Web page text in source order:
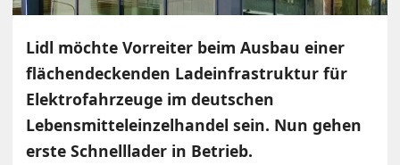
Lidl möchte Vorreiter beim Ausbau einer
flächendeckenden Ladeinfrastruktur für
Elektrofahrzeuge im deutschen
Lebensmitteleinzelhandel sein. Nun gehen
erste Schnelllader in Betrieb.